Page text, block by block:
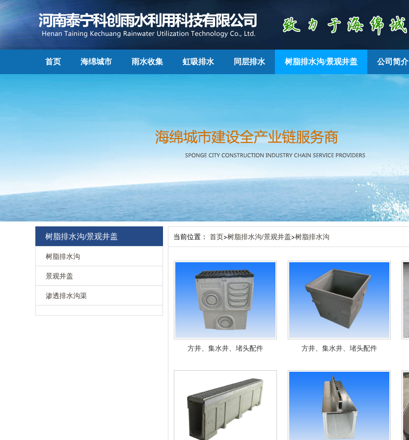
首页 海绵城市 雨水收集 虹吸排水 同层排水 树脂排水沟/景观井盖 公司简介
树脂排水沟/景观井盖
树脂排水沟
景观井盖
渗透排水沟渠
当前位置： 首页>树脂排水沟/景观井盖>树脂排水沟
方井、集水井、堵头配件 方井、集水井、堵头配件